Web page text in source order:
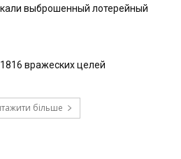
выброшенный лотерейный
вражеских целей
більше